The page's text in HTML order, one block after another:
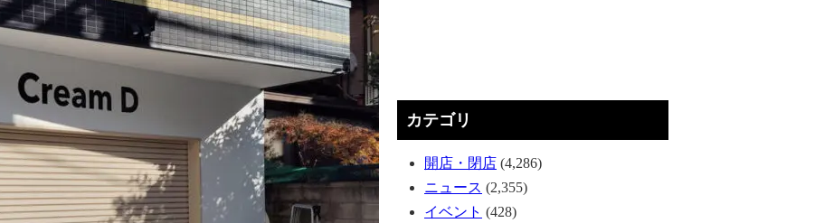
カテゴリ
開店・閉店 (4,286)
ニュース (2,355)
イベント (428)